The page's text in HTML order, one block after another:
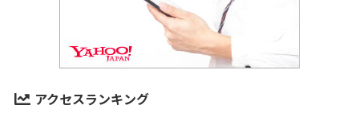
アクセスランキング